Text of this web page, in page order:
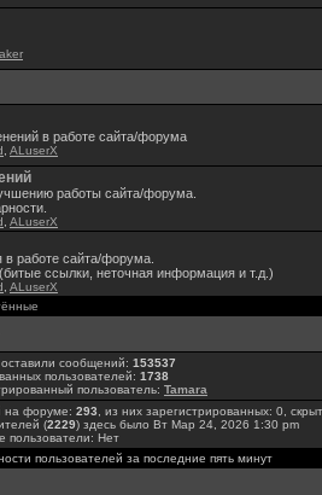
в работе сайта/форума
ALuserX
работы сайта/форума.
ALuserX
в работе сайта/форума.
ссылки, неточная информация и т.д.)
ALuserX
сообщений: 153537
пользователей: 1738
пользователь: Tamara
на форуме: 293 , из них зарегистрированных: 0,
(2229) здесь было Вт Мар 24, 2026 1:30 pm
пользователи: Нет
пользователей за последние пять минут